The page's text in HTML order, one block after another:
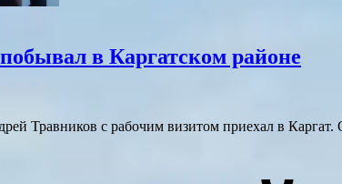
в Каргатском районе
Травников с рабочим визитом приехал в